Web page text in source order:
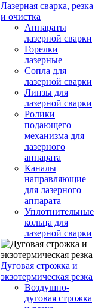
Лазерная сварка, резка
и очистка
Аппараты
лазерной сварки
Горелки
лазерные
Сопла для
лазерной сварки
Линзы для
лазерной сварки
Ролики
подающего
механизма для
лазерного
аппарата
Каналы
направляющие
для лазерного
аппарата
Уплотнительные
кольца для
лазерной сварки
Дуговая строжка и
экзотермическая резка
Воздушно-
дуговая строжка